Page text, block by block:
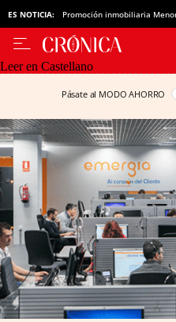
ES NOTICIA: Promoción inmobiliaria
Leer en Castellano
Pásate al MODO AHORRO